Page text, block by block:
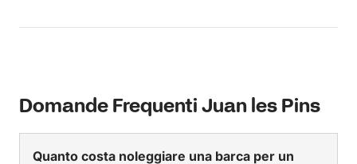
Domande Frequenti Juan les Pins
Quanto costa noleggiare una barca per un